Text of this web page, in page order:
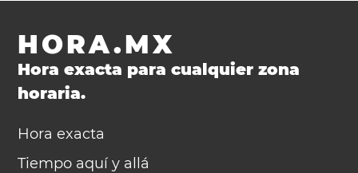
HORA.MX
Hora exacta para cualquier zona
horaria.
Hora exacta
Tiempo aquí y allá